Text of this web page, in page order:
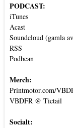
PODCAST:
iTunes
Acast
Soundcloud (gamla
RSS
Podbean
Merch:
Printmotor.com/
VBDFR @ Tictail
Socialt: